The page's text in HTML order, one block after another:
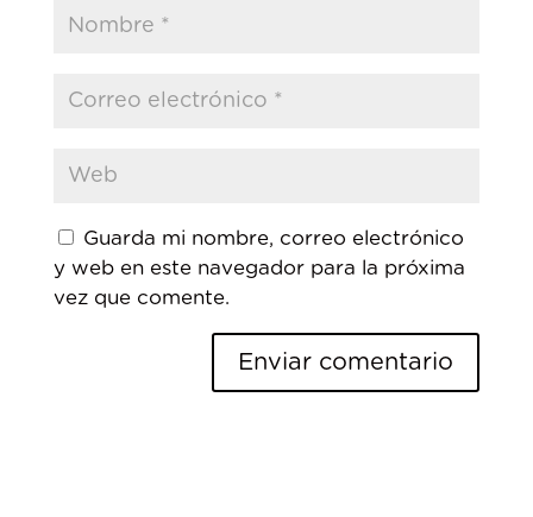
Guarda mi nombre, correo electrónico
y web en este navegador para la próxima
vez que comente.